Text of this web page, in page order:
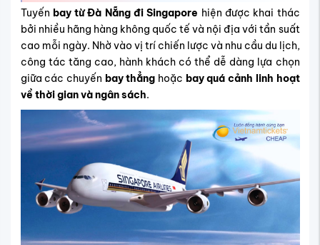
Tuyến bay từ Đà Nẵng đi Singapore hiện được khai thác
bởi nhiều hãng hàng không quốc tế và nội địa với tần suất
cao mỗi ngày. Nhờ vào vị trí chiến lược và nhu cầu du lịch,
công tác tăng cao, hành khách có thể dễ dàng lựa chọn
giữa các chuyến bay thẳng hoặc bay quá cảnh linh hoạt
về thời gian và ngân sách.